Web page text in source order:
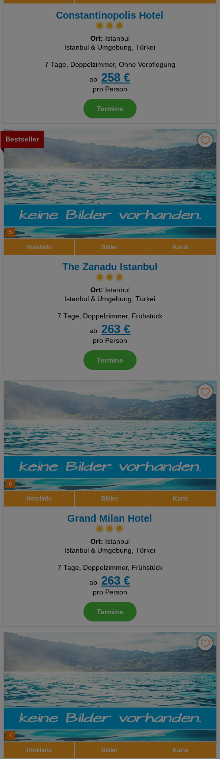
Constantinopolis Hotel
Ort: Istanbul
Istanbul & Umgebung, Türkei
7 Tage, Doppelzimmer, Ohne Verpflegung
ab
258 €
pro Person
Termine
5
Bestseller
Hotelinfo Bilder Karte
The Zanadu Istanbul
Ort: Istanbul
Istanbul & Umgebung, Türkei
7 Tage, Doppelzimmer, Frühstück
ab
263 €
pro Person
Termine
6
Hotelinfo Bilder Karte
Grand Milan Hotel
Ort: Istanbul
Istanbul & Umgebung, Türkei
7 Tage, Doppelzimmer, Frühstück
ab
263 €
pro Person
Termine
7
Hotelinfo Bilder Karte